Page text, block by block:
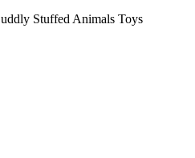
Stuffed Animals Toys